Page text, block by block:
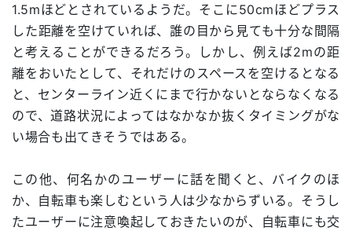
1.5mほどとされているようだ。そこに50cmほどプラス
した距離を空けていれば、誰の目から見ても十分な間隔
と考えることができるだろう。しかし、例えば2mの距
離をおいたとして、それだけのスペースを空けるとなる
と、センターライン近くにまで行かないとならなくなる
ので、道路状況によってはなかなか抜くタイミングがな
い場合も出てきそうではある。
この他、何名かのユーザーに話を聞くと、バイクのほ
か、自転車も楽しむという人は少なからずいる。そうし
たユーザーに注意喚起しておきたいのが、自転車にも交